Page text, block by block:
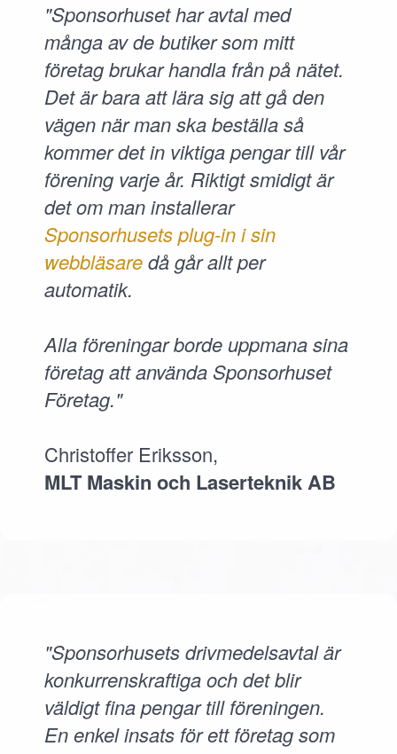
"Sponsorhuset har avtal med
många av de butiker som mitt
företag brukar handla från på nätet.
Det är bara att lära sig att gå den
vägen när man ska beställa så
kommer det in viktiga pengar till vår
förening varje år. Riktigt smidigt är
det om man installerar
Sponsorhusets plug-in i sin
webbläsaredå går allt per
automatik.
Alla föreningar borde uppmana sina
företag att använda Sponsorhuset
Företag."
Christoffer Eriksson,
MLT Maskin och Laserteknik AB
"Sponsorhusets drivmedelsavtal är
konkurrenskraftiga och det blir
väldigt fina pengar till föreningen.
En enkel insats för ett företag som